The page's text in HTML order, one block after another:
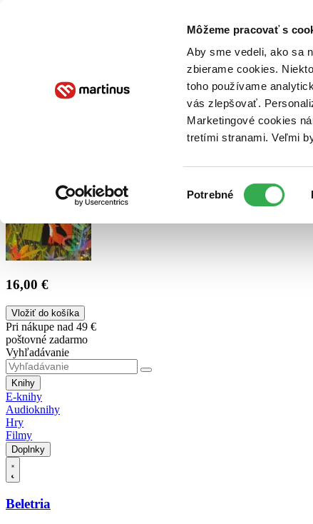
Môžeme pracovať s
Aby sme vedeli, ako sa
zbierame cookies.
toho používame
vás zlepšovať.
Marketingové cookies
tretími stranami. Veľmi
súhlasu
Potrebné
Poukážky Kontakt
16,00 €
Vložiť do košíka
Pri nákupe nad 49 €
poštovné zadarmo
Vyhľadávanie
Knihy
E-knihy
Audioknihy
Hry
Filmy
Doplnky
Beletria